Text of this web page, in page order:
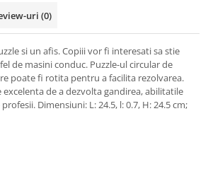
uri (0)
si un afis. Copiii vor fi interesati sa stie
de masini conduc. Puzzle-ul circular de
poate fi rotita pentru a facilita rezolvarea.
de a dezvolta gandirea, abilitatile
Dimensiuni: L: 24.5, l: 0.7, H: 24.5 cm;